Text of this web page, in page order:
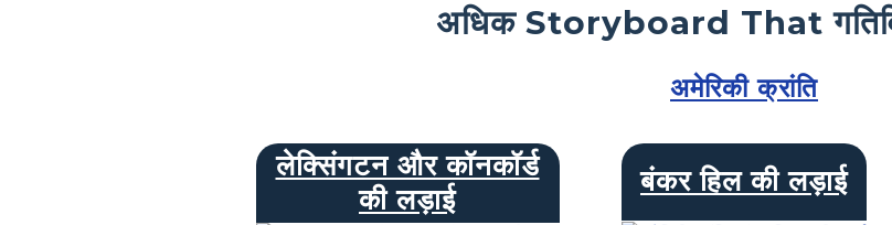
अधिक Storyboard That
अमेरिकी क्रांति
लेक्सिंगटन और कॉनकॉर्ड
की लड़ाई
बंकर हिल की लड़ाई